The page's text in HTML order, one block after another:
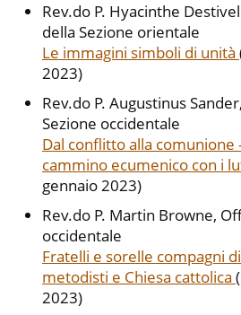
Rev.do P. Hyacinthe
della Sezione orientale
Le immagini simboli di unità
2023)
Rev.do P. Augustinus
Sezione occidentale
Dal conflitto alla comunione
cammino ecumenico con i
gennaio 2023)
Rev.do P. Martin Browne,
occidentale
Fratelli e sorelle compagni
metodisti e Chiesa cattolica
2023)